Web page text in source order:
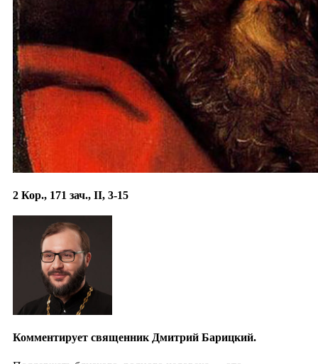
2 Кор., 171 зач., II, 3-15
Комментирует священник Дмитрий Барицкий.